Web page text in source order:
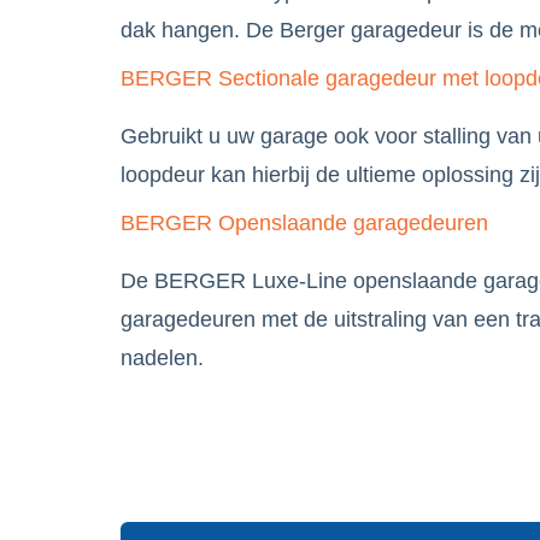
dak hangen. De Berger garagedeur is de
BERGER Sectionale garagedeur met
Gebruikt u uw garage ook voor stalling
loopdeur kan hierbij de ultieme oplossing
BERGER Openslaande garagedeuren
De BERGER Luxe-Line openslaande
garagedeuren met de uitstraling van een
nadelen.